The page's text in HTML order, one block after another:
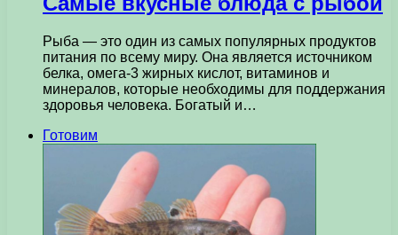
Рыба — это один из самых популярных продуктов
питания по всему миру. Она является источником
белка, омега-3 жирных кислот, витаминов и
минералов, которые необходимы для поддержания
здоровья человека. Богатый и…
Готовим